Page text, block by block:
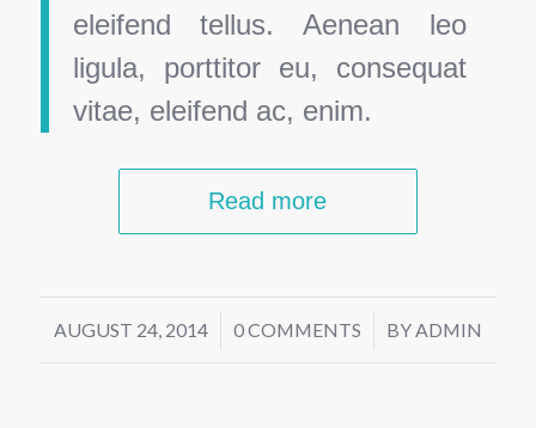
eleifend tellus. Aenean leo
ligula, porttitor eu, consequat
vitae, eleifend ac, enim.
Read more
AUGUST 24, 2014
/ 0 COMMENTS
/ BYADMIN